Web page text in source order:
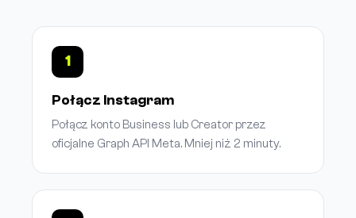
1
Połącz Instagram
Połącz konto Business lub Creator przez
oficjalne Graph API Meta. Mniej niż 2 minuty.